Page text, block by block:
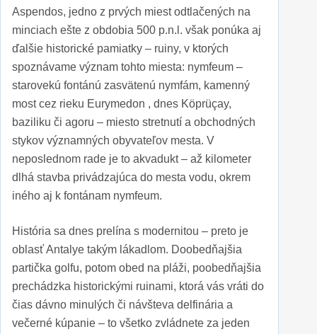
Aspendos, jedno z prvých miest odtlačených na
minciach ešte z obdobia 500 p.n.l. však ponúka aj
ďalšie historické pamiatky – ruiny, v ktorých
spoznávame význam tohto miesta: nymfeum –
starovekú fontánú zasvätenú nymfám, kamenný
most cez rieku Eurymedon , dnes Köprüçay,
baziliku či agoru – miesto stretnutí a obchodných
stykov významných obyvateľov mesta. V
neposlednom rade je to akvadukt – až kilometer
dlhá stavba privádzajúca do mesta vodu, okrem
iného aj k fontánam nymfeum.
História sa dnes prelína s modernitou – preto je
oblasť Antalye takým lákadlom. Doobedňajšia
partička golfu, potom obed na pláži, poobedňajšia
prechádzka historickými ruinami, ktorá vás vráti do
čias dávno minulých či návšteva delfinária a
večerné kúpanie – to všetko zvládnete za jeden